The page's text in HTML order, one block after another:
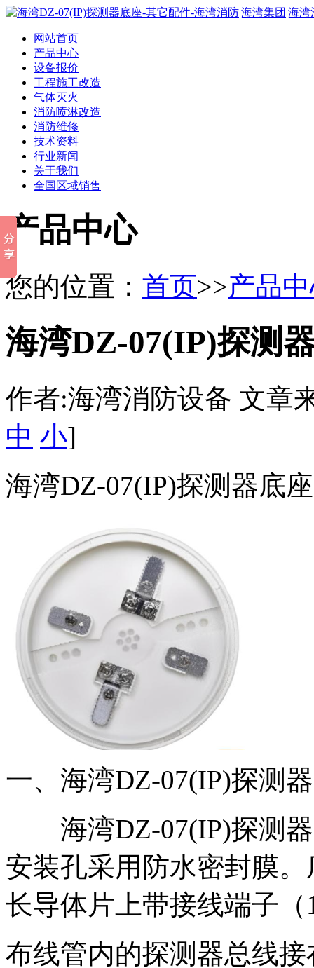
网站首页
产品中心
设备报价
工程施工改造
气体灭火
消防喷淋改造
消防维修
技术资料
行业新闻
关于我们
全国区域销售
产品中心
您的位置： 首页>>产品
海湾DZ-07(IP)探测
作者:海湾消防设备 文章
中 小]
海湾DZ-07(IP)探测器底座
一、海湾DZ-07(IP)探测
海湾DZ-07(IP)探测器
安装孔采用防水密封膜
长导体片上带接线端子（
布线管内的探测器总线